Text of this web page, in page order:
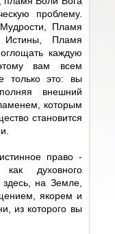
проблему.
Пламя
Пламя
каждую
вам всем
только это: вы
внешний
которым
становится
право -
духовного
на Земле,
якорем и
из которого вы